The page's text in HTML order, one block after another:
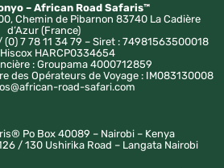
– African Road Safaris™
Chemin de Pibarnon 83740 La Cadière
d’Azur (France)
(0) 7 78 11 34 79 – Siret : 74981563500018
Hiscox HARCP0334654
: Groupama 4000712859
des Opérateurs de Voyage : IM083130008
road-safari.com
Po Box 40089 – Nairobi – Kenya
/ 130 Ushirika Road – Langata Nairobi